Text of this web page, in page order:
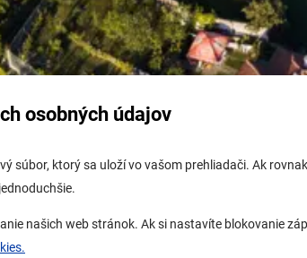
osobných údajov
súbor, ktorý sa uloží vo vašom prehliadači. Ak
našich web stránok. Ak si nastavíte blokovanie
prostredie